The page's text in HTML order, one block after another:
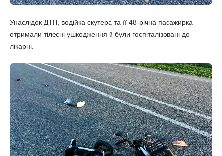
Унаслідок ДТП, водійка скутера та її 48-річна пасажирка
отримали тілесні ушкодження й були госпіталізовані до
лікарні.